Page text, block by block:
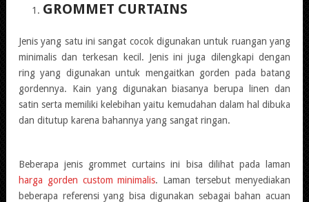
GROMMET CURTAINS
Jenis yang satu ini sangat cocok digunakan untuk ruangan yang
minimalis dan terkesan kecil. Jenis ini juga dilengkapi dengan
ring yang digunakan untuk mengaitkan gorden pada batang
gordennya. Kain yang digunakan biasanya berupa linen dan
satin serta memiliki kelebihan yaitu kemudahan dalam hal dibuka
dan ditutup karena bahannya yang sangat ringan.
Beberapa jenis grommet curtains ini bisa dilihat pada laman
harga gorden custom minimalis. Laman tersebut menyediakan
beberapa referensi yang bisa digunakan sebagai bahan acuan